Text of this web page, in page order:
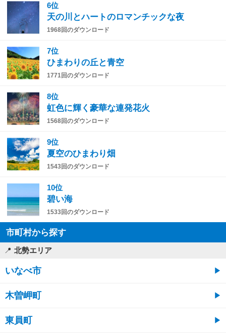
6位
天の川とハートのロマンチックな夜
1968回のダウンロード
7位
ひまわりの丘と青空
1771回のダウンロード
8位
虹色に輝く豪華な連発花火
1568回のダウンロード
9位
夏空のひまわり畑
1543回のダウンロード
10位
碧い海
1533回のダウンロード
市町村から探す
北勢エリア
いなべ市
木曽岬町
東員町